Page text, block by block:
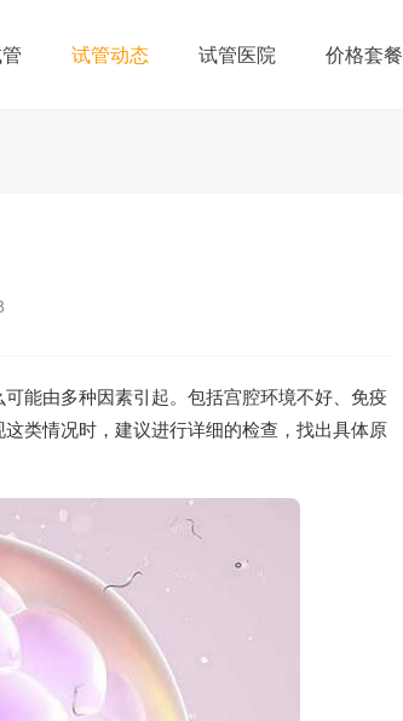
试管动态 试管医院 价格套餐
能由多种因素引起。包括宫腔环境不好、免疫
类情况时，建议进行详细的检查，找出具体原